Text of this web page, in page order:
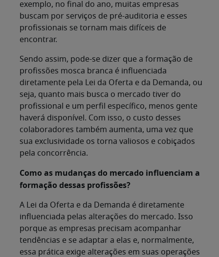
exemplo, no final do ano, muitas empresas
buscam por serviços de pré-auditoria e esses
profissionais se tornam mais difíceis de
encontrar.
Sendo assim, pode-se dizer que a formação de
profissões mosca branca é influenciada
diretamente pela Lei da Oferta e da Demanda, ou
seja, quanto mais busca o mercado tiver do
profissional e um perfil específico, menos gente
haverá disponível. Com isso, o custo desses
colaboradores também aumenta, uma vez que
sua exclusividade os torna valiosos e cobiçados
pela concorrência.
Como as mudanças do mercado influenciam a
formação dessas profissões?
A Lei da Oferta e da Demanda é diretamente
influenciada pelas alterações do mercado. Isso
porque as empresas precisam acompanhar
tendências e se adaptar a elas e, normalmente,
essa prática exige alterações em suas operações